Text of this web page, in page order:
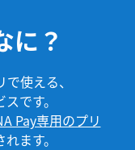
に？
使える、
です。
Pay専用のプリ
ます。